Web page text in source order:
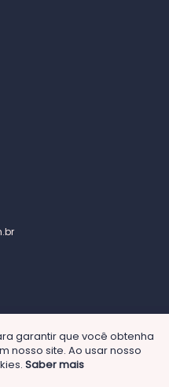
garantir que você obtenha
nosso site. Ao usar nosso
Saber mais
porKel Designs